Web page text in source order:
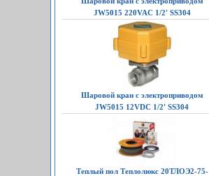
JW5015 220VAC 1/2' SS304
Шаровой кран с электроприводом
JW5015 12VDC 1/2' SS304
Теплый пол Теплолюкс 20ТЛОЭ2-75-